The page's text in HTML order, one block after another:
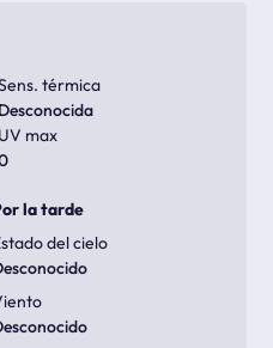
térmica
Desconocida
UV max
la tarde
del cielo
Desconocido
Desconocido